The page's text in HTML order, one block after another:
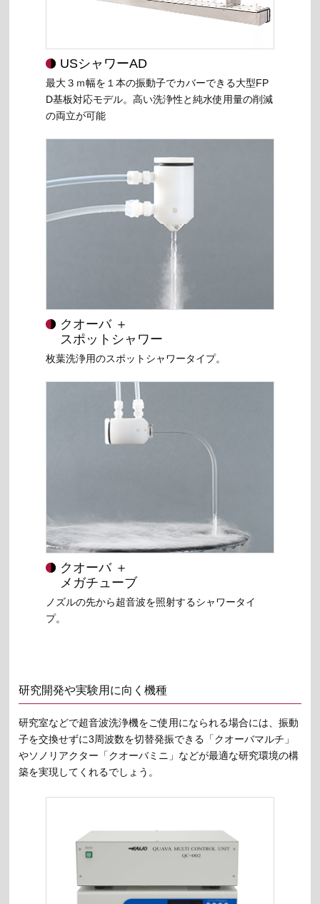
USシャワーAD
最大３ｍ幅を１本の振動子でカバーできる大型FP
D基板対応モデル。高い洗浄性と純水使用量の削減
の両立が可能
クオーバ ＋
スポットシャワー
枚葉洗浄用のスポットシャワータイプ。
クオーバ ＋
メガチューブ
ノズルの先から超音波を照射するシャワータイ
プ。
研究開発や実験用に向く機種
研究室などで超音波洗浄機をご使用になられる場合には、振動
子を交換せずに3周波数を切替発振できる「クオーバマルチ」
やソノリアクター「クオーバミニ」などが最適な研究環境の構
築を実現してくれるでしょう。